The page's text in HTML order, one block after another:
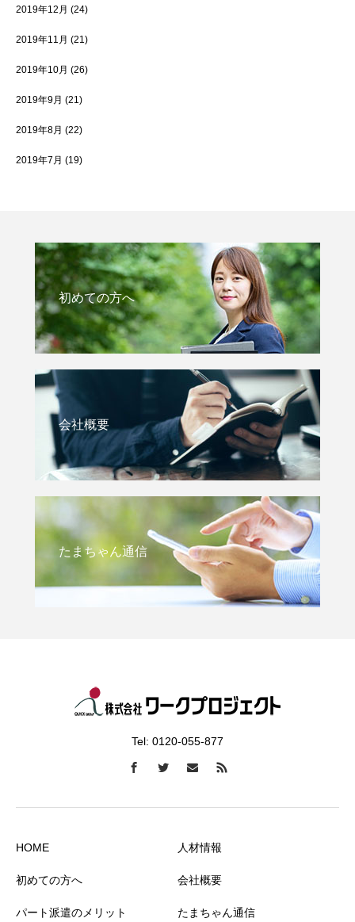
2019年12月 (24)
2019年11月 (21)
2019年10月 (26)
2019年9月 (21)
2019年8月 (22)
2019年7月 (19)
初めての方へ
会社概要
たまちゃん通信
Tel: 0120-055-877
HOME
初めての方へ
パート派遣のメリット
人材情報
会社概要
たまちゃん通信